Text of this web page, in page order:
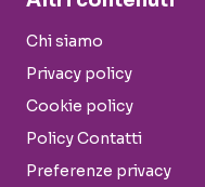
Chi siamo
Privacy policy
Cookie policy
Policy Contatti
Preferenze privacy